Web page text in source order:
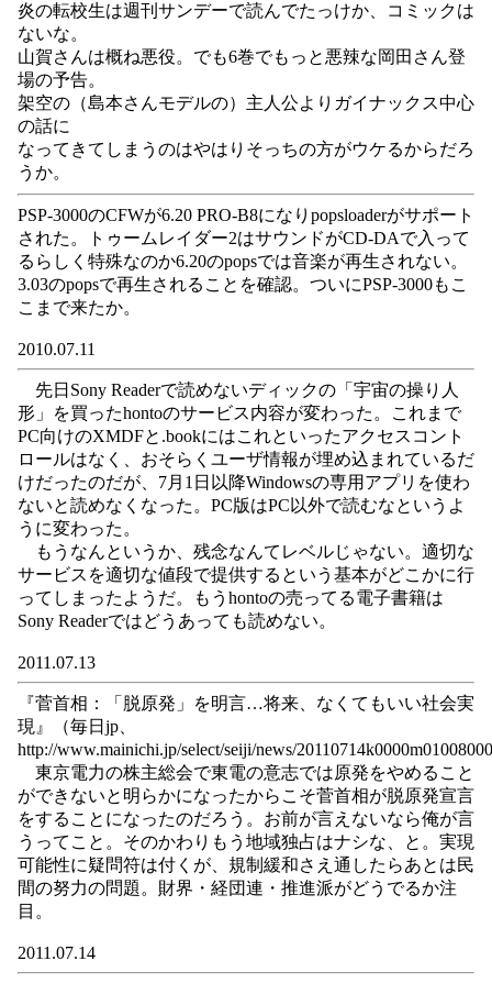
炎の転校生は週刊サンデーで読んでたっけか、コミックは
ないな。
山賀さんは概ね悪役。でも6巻でもっと悪辣な岡田さん登
場の予告。
架空の（島本さんモデルの）主人公よりガイナックス中心
の話に
なってきてしまうのはやはりそっちの方がウケるからだろ
うか。
PSP-3000のCFWが6.20 PRO-B8になりpopsloaderがサポート
された。トゥームレイダー2はサウンドがCD-DAで入って
るらしく特殊なのか6.20のpopsでは音楽が再生されない。
3.03のpopsで再生されることを確認。ついにPSP-3000もこ
こまで来たか。
2010.07.11
先日Sony Readerで読めないディックの「宇宙の操り人
形」を買ったhontoのサービス内容が変わった。これまで
PC向けのXMDFと.bookにはこれといったアクセスコント
ロールはなく、おそらくユーザ情報が埋め込まれているだ
けだったのだが、7月1日以降Windowsの専用アプリを使わ
ないと読めなくなった。PC版はPC以外で読むなというよ
うに変わった。
もうなんというか、残念なんてレベルじゃない。適切な
サービスを適切な値段で提供するという基本がどこかに行
ってしまったようだ。もうhontoの売ってる電子書籍は
Sony Readerではどうあっても読めない。
2011.07.13
『菅首相：「脱原発」を明言…将来、なくてもいい社会実
現』（毎日jp、
http://www.mainichi.jp/select/seiji/news/
東京電力の株主総会で東電の意志では原発をやめること
ができないと明らかになったからこそ菅首相が脱原発宣言
をすることになったのだろう。お前が言えないなら俺が言
うってこと。そのかわりもう地域独占はナシな、と。実現
可能性に疑問符は付くが、規制緩和さえ通したらあとは民
間の努力の問題。財界・経団連・推進派がどうでるか注
目。
2011.07.14